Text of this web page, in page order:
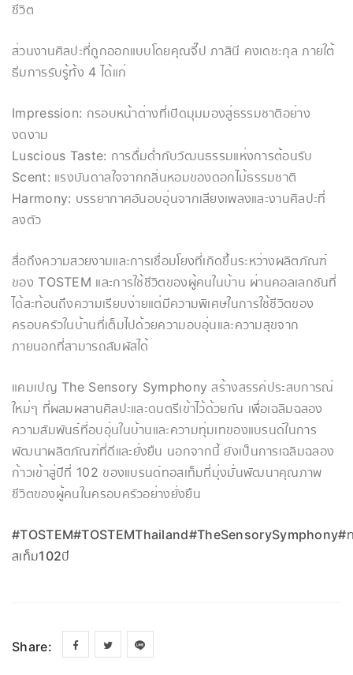
ชีวิต
ส่วนงานศิลปะที่ถูกออกแบบโดยคุณจี๊ป ภาสินี คงเดชะกุล ภายใต้
ธีมการรับรู้ทั้ง 4 ได้แก่
Impression: กรอบหน้าต่างที่เปิดมุมมองสู่ธรรมชาติอย่าง
งดงาม
Luscious Taste: การดื่มด่ำกับวัฒนธรรมแห่งการต้อนรับ
Scent: แรงบันดาลใจจากกลิ่นหอมของดอกไม้ธรรมชาติ
Harmony: บรรยากาศอันอบอุ่นจากเสียงเพลงและงานศิลปะที่
ลงตัว
สื่อถึงความสวยงามและการเชื่อมโยงที่เกิดขึ้นระหว่างผลิตภัณฑ์
ของ TOSTEM และการใช้ชีวิตของผู้คนในบ้าน ผ่านคอลเลกชันที่
ได้สะท้อนถึงความเรียบง่ายแต่มีความพิเศษในการใช้ชีวิตของ
ครอบครัวในบ้านที่เต็มไปด้วยความอบอุ่นและความสุขจาก
ภายนอกที่สามารถสัมผัสได้
แคมเปญ The Sensory Symphony สร้างสรรค์ประสบการณ์
ใหม่ๆ ที่ผสมผสานศิลปะและดนตรีเข้าไว้ด้วยกัน เพื่อเฉลิมฉลอง
ความสัมพันธ์ที่อบอุ่นในบ้านและความทุ่มเทของแบรนด์ในการ
พัฒนาผลิตภัณฑ์ที่ดีและยั่งยืน นอกจากนี้ ยังเป็นการเฉลิมฉลอง
ก้าวเข้าสู่ปีที่ 102 ของแบรนด์ทอสเท็มที่มุ่งมั่นพัฒนาคุณภาพ
ชีวิตของผู้คนในครอบครัวอย่างยั่งยืน
#TOSTEM#TOSTEMThailand#TheSensorySymphony#
สเท็ม102ปี
Share: